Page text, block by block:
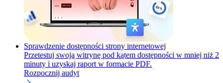
Sprawdzenie dostępności strony internetowej
Przetestuj swoją witrynę pod kątem dostępności w mniej niż 2
minuty i uzyskaj raport w formacie PDF.
Rozpocznij audyt